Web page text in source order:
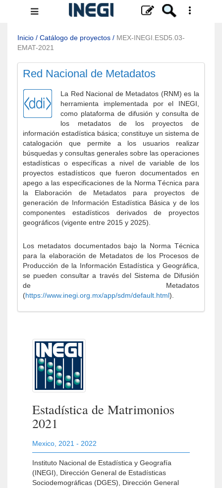
Menú
navegación
Inicio / Catálogo de proyectos / MEX-INEGI.ESD5.03-
EMAT-2021
Red Nacional de Metadatos
La Red Nacional de Metadatos (RNM) es la
herramienta implementada por el INEGI,
como plataforma de difusión y consulta de
los metadatos de los proyectos de
información estadística básica; constituye un sistema de
catalogación que permite a los usuarios realizar
búsquedas y consultas generales sobre las operaciones
estadísticas o específicas a nivel de variable de los
proyectos estadísticos que fueron documentados en
apego a las especificaciones de la Norma Técnica para
la Elaboración de Metadatos para proyectos de
generación de Información Estadística Básica y de los
componentes estadísticos derivados de proyectos
geográficos (vigente entre 2015 y 2025).
Los metadatos documentados bajo la Norma Técnica
para la elaboración de Metadatos de los Procesos de
Producción de la Información Estadística y Geográfica,
se pueden consultar a través del Sistema de Difusión
de Metadatos
(https://www.inegi.org.mx/app/sdm/default.html).
Estadística de Matrimonios
2021
Mexico 2021 - 2022
Instituto Nacional de Estadística y Geografía
(INEGI), Dirección General de Estadísticas
Sociodemográficas (DGES), Dirección General